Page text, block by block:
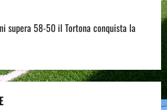
supera 58-50 il Tortona conquista la